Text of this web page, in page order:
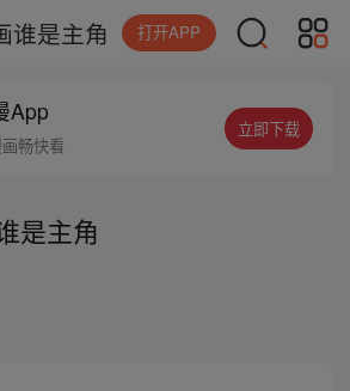
谁是主角 打开APP
App
畅快看
立即下载
是主角